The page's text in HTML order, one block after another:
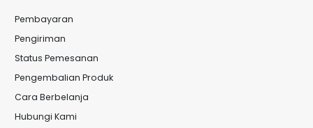
Pembayaran
Pengiriman
Status Pemesanan
Pengembalian Produk
Cara Berbelanja
Hubungi Kami